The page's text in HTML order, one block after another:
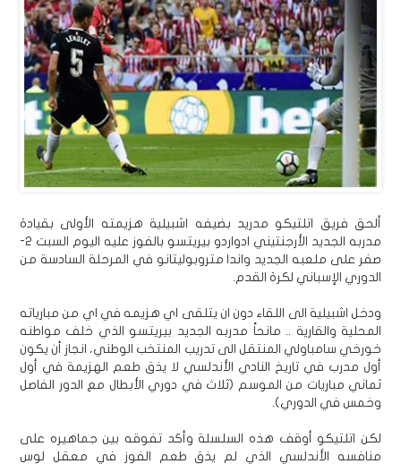
ألحق فريق اتلتيكو مدريد بضيفه اشبيلية هزيمته الأولى بقيادة
مدربه الجديد الأرجنتيني ادواردو بيريتسو بالفوز عليه اليوم السبت 2-
صفر على ملعبه الجديد واندا متروبوليتانو في المرحلة السادسة من
الدوري الإسباني لكرة القدم.
ودخل اشبيلية الى اللقاء دون ان يتلقى اي هزيمه في اي من مبارياته
المحلية والقارية .. مانحاً مدربه الجديد بيريتسو الذي خلف مواطنه
خورخي سامباولي المنتقل الى تدريب المنتخب الوطني، انجاز أن يكون
أول مدرب في تاريخ النادي الأندلسي لا يذق طعم الهزيمة في أول
ثماني مباريات من الموسم (ثلاث في دوري الأبطال مع الدور الفاصل
وخمس في الدوري).
لكن اتلتيكو أوقف هذه السلسلة وأكد تفوقه بين جماهيره على
منافسه الأندلسي الذي لم يذق طعم الفوز في معقل لوس